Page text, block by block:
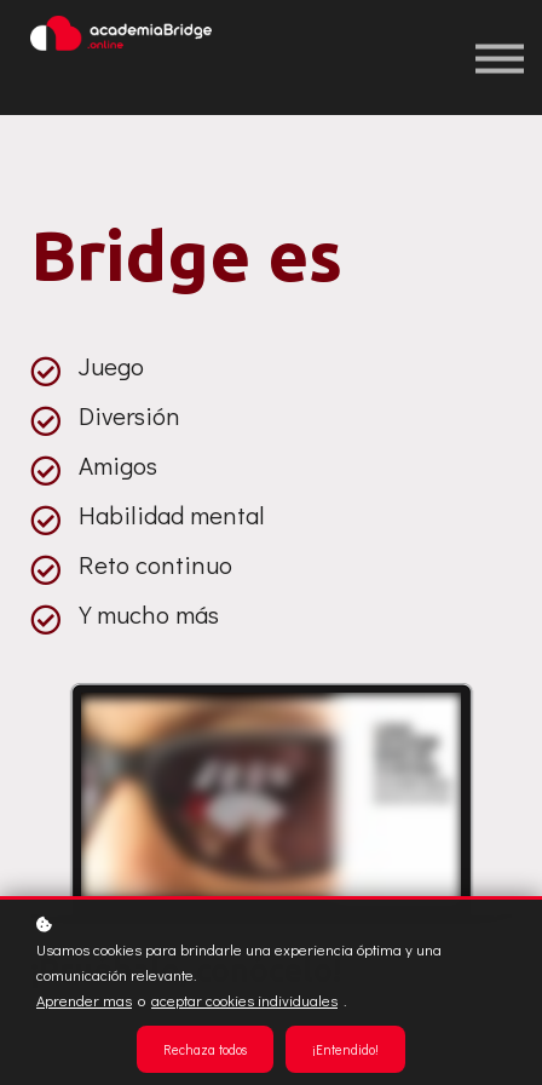
Iniciar sesión
Bridge es
Juego
Diversión
Amigos
Habilidad mental
Reto continuo
Y mucho más
¡Pruébalo, conócelo!
Usamos cookies para brindarle una experiencia óptima y una
comunicación relevante.
Aprender mas o aceptar cookies individuales
Rechaza todos ¡Entendido!